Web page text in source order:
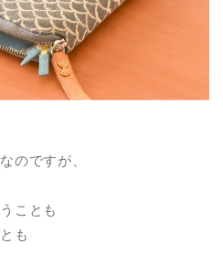
のですが、
ことも
も